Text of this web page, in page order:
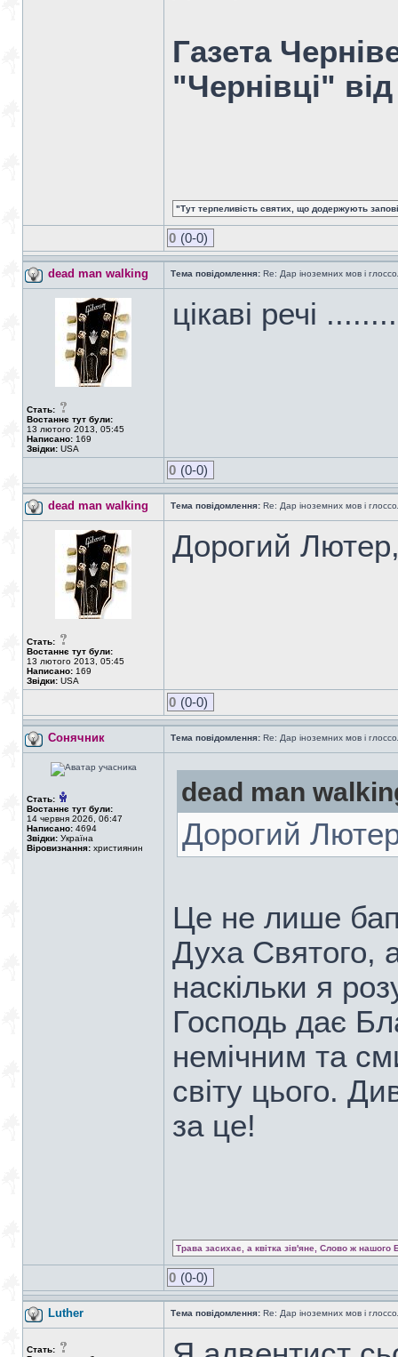
Газета
"Чернівці"
"Тут терпеливість святих, що додержують
0 (0-0)
dead man walking Тема повідомлення: Re: Дар іноземних мов і
Стать:
Востаннє тут були:
13 лютого 2013, 05:45
Написано: 169
Звідки: USA
цікаві речі ........
0 (0-0)
dead man walking Тема повідомлення: Re: Дар іноземних мов і
Стать:
Востаннє тут були:
13 лютого 2013, 05:45
Написано: 169
Звідки: USA
Дорогий
0 (0-0)
Сонячник Тема повідомлення: Re: Дар іноземних мов і
Стать:
Востаннє тут були:
14 червня 2026, 06:47
Написано: 4694
Звідки: Україна
Віровизнання: християнин
dead man
Дорогий
Це не лише
Духа Святого,
наскільки я
Господь дає
немічним та
світу цього.
за це!
Трава засихає, а квітка зів'яне, Слово ж нашого
0 (0-0)
Luther Тема повідомлення: Re: Дар іноземних мов і
Стать: